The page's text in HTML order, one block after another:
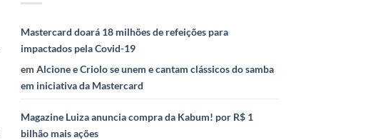
Mastercard doará 18 milhões de refeições para
impactados pela Covid-19
emAlcione e Criolo se unem e cantam clássicos do samba
em iniciativa da Mastercard
Magazine Luiza anuncia compra da Kabum! por R$ 1
bilhão mais ações